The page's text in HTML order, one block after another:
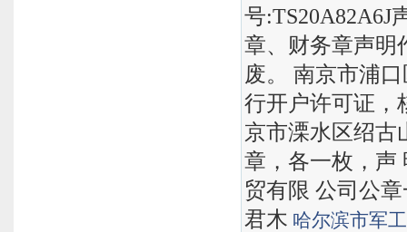
号:TS20A82A6J
章、财务章声明
废。 南京市浦
行开户许可证，
京市溧水区绍古
章，各一枚，声
贸有限 公司公
君木 哈尔滨市军